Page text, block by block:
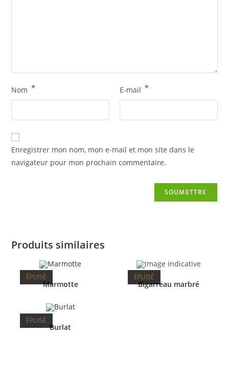
Nom * E-mail *
Enregistrer mon nom, mon e-mail et mon site dans le
navigateur pour mon prochain commentaire.
Produits similaires
ÉPUISÉ
Marmotte
ÉPUISÉ
Bigarreau marbré
ÉPUISÉ
Burlat